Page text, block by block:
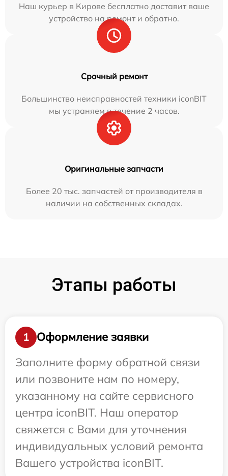
Наш курьер в Кирове бесплатно доставит ваше
устройство на ремонт и обратно.
Срочный ремонт
Большинство неисправностей техники iconBIT
мы устраняем в течение 2 часов.
Оригинальные запчасти
Более 20 тыс. запчастей от производителя в
наличии на собственных складах.
Этапы работы
1
Оформление заявки
Заполните форму обратной связи
или позвоните нам по номеру,
указанному на сайте сервисного
центра iconBIT. Наш оператор
свяжется с Вами для уточнения
индивидуальных условий ремонта
Вашего устройства iconBIT.